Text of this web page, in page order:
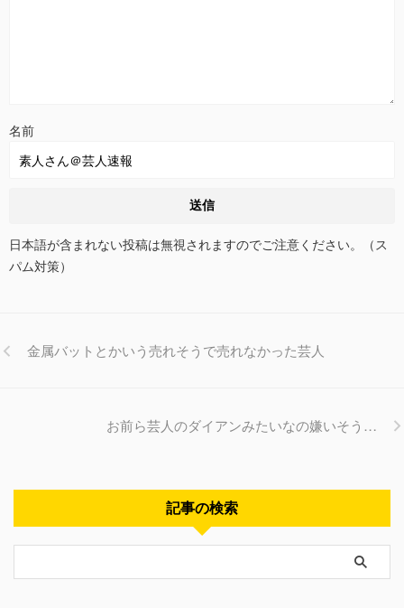
名前
日本語が含まれない投稿は無視されますのでご注意ください。（ス
パム対策）
金属バットとかいう売れそうで売れなかった芸人
お前ら芸人のダイアンみたいなの嫌いそう…
記事の検索